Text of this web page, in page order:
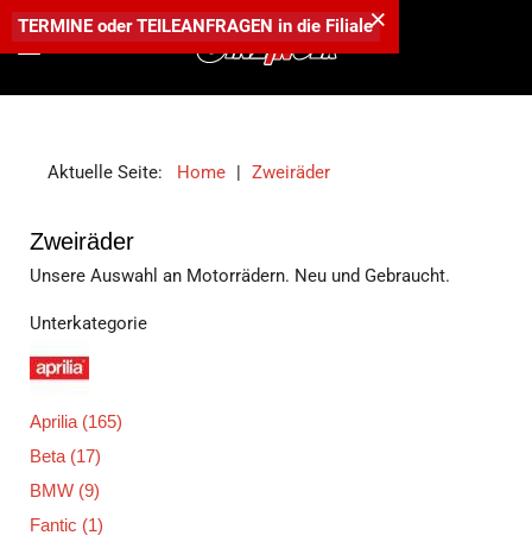
Aktuelle Seite: Home | Zweiräder
Zweiräder
Unsere Auswahl an Motorrädern. Neu und Gebraucht.
Unterkategorie
Aprilia (165)
Beta (17)
BMW (9)
Fantic (1)
×
TERMINE oderTEILEANFRAGEN in die Filiale